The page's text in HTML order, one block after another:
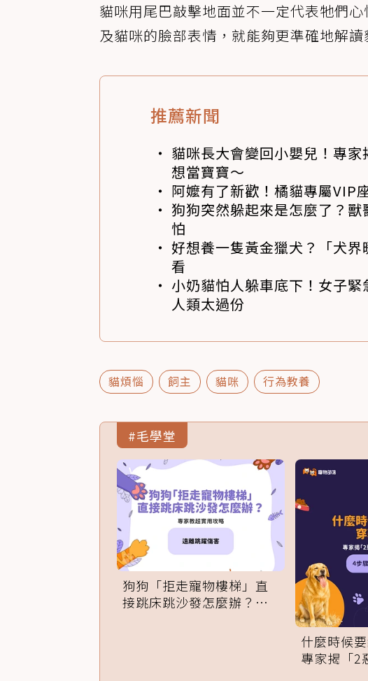
貓咪用尾巴敲擊地面並不一定代表牠們
及貓咪的臉部表情，就能夠更準確地解讀
推薦新聞
貓咪長大會變回小嬰兒！專
想當寶寶～
阿嬤有了新歡！橘貓專屬VIP
狗狗突然躲起來是怎麼了？
怕
好想養一隻黃金獵犬？「犬
看
小奶貓怕人躲車底下！女子緊
人類太過份
貓煩惱 飼主 貓咪 行為教養
#毛學堂
狗狗「拒走寵物樓梯」直
接跳床跳沙發怎麼辦？專
什麼時候
專家揭「2